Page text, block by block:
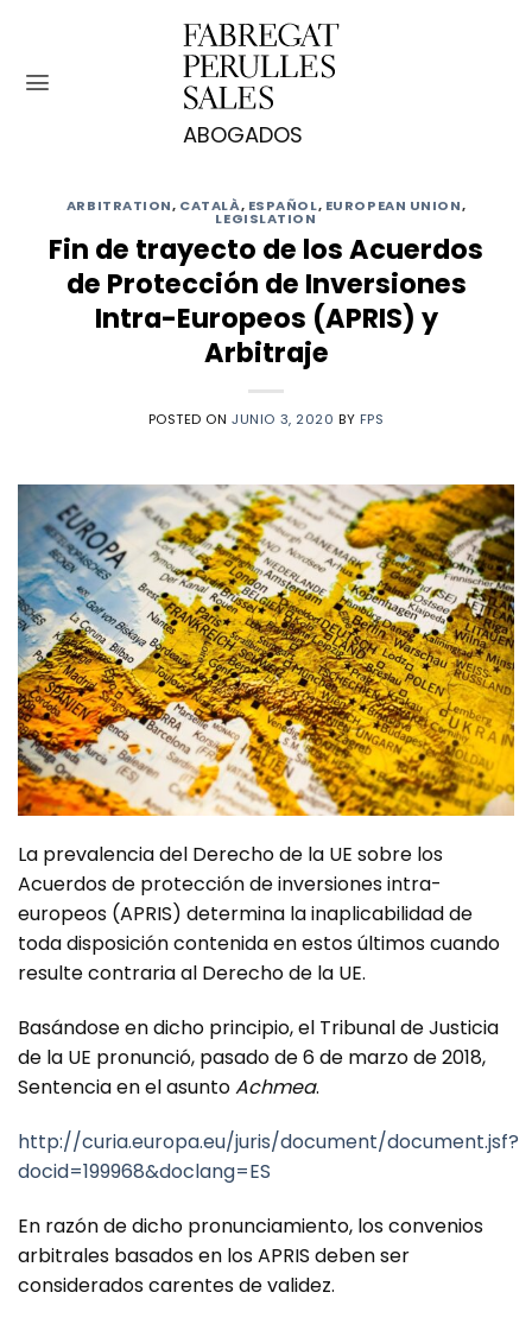
contenido
ARBITRATION, CATALÀ, ESPAÑOL, EUROPEAN UNION,
LEGISLATION
Fin de trayecto de los Acuerdos
de Protección de Inversiones
Intra-Europeos (APRIS) y
Arbitraje
POSTED ONJUNIO 3, 2020 BY FPS
La prevalencia del Derecho de la UE sobre los
Acuerdos de protección de inversiones intra-
europeos (APRIS) determina la inaplicabilidad de
toda disposición contenida en estos últimos cuando
resulte contraria al Derecho de la UE.
Basándose en dicho principio, el Tribunal de Justicia
de la UE pronunció, pasado de 6 de marzo de 2018,
Sentencia en el asuntoAchmea.
http://curia.europa.eu/juris/document/document.jsf?
docid=199968&doclang=ES
En razón de dicho pronunciamiento, los convenios
arbitrales basados en los APRIS deben ser
considerados carentes de validez.